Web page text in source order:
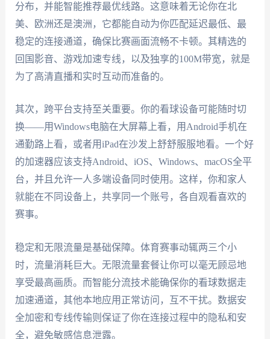
分布，并能智能推荐最优线路。这意味着无论你在北
美、欧洲还是澳洲，它都能自动为你匹配延迟最低、最
稳定的连接通道，确保比赛画面流畅不卡顿。其精选的
回国影音、游戏加速专线，以及独享的100M带宽，就是
为了高清直播和实时互动而准备的。
其次，跨平台支持至关重要。你的看球设备可能随时切
换——用Windows电脑在大屏幕上看，用Android手机在
通勤路上看，或者用iPad在沙发上舒舒服服地看。一个好
的加速器应该支持Android、iOS、Windows、macOS全平
台，并且允许一人多端设备同时使用。这样，你和家人
就能在不同设备上，共享同一个账号，各自观看喜欢的
赛事。
稳定和无限流量是基础保障。体育赛事动辄两三个小
时，流量消耗巨大。无限流量套餐让你可以毫无顾忌地
享受最高画质。而智能分流技术能确保你的看球数据走
加速通道，其他本地应用正常访问，互不干扰。数据安
全加密和专线传输则保证了你在连接过程中的隐私和安
全，避免敏感信息泄露。